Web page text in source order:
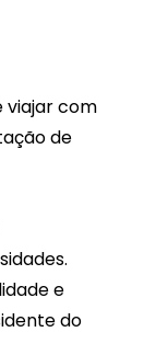
viajar com
de
e
do